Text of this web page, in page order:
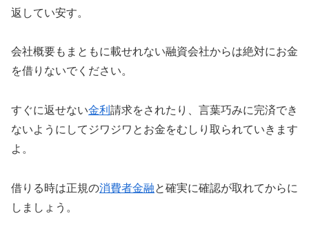
返してい安す。
会社概要もまともに載せれない融資会社からは絶対にお金
を借りないでください。
すぐに返せない金利 請求をされたり、言葉巧みに完済でき
ないようにしてジワジワとお金をむしり取られていきます
よ。
借りる時は正規の消費者金融と確実に確認が取れてからに
しましょう。